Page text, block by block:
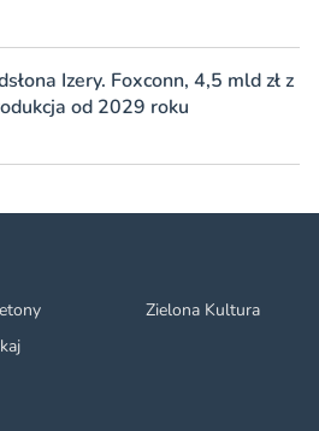
Izery. Foxconn, 4,5 mld zł z
od 2029 roku
Zielona Kultura